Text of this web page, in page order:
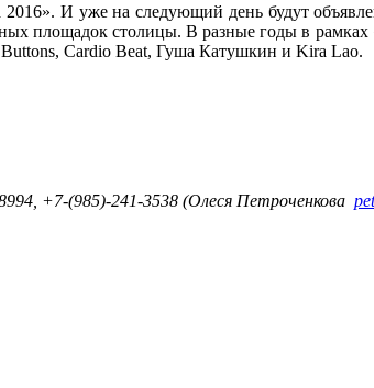
И уже на следующий день будут
площадок столицы. В разные годы в
Buttons, Cardio Beat, Гуша Катушкин и Kira Lao.
+7-(985)-241-3538 (Олеся Петроченкова